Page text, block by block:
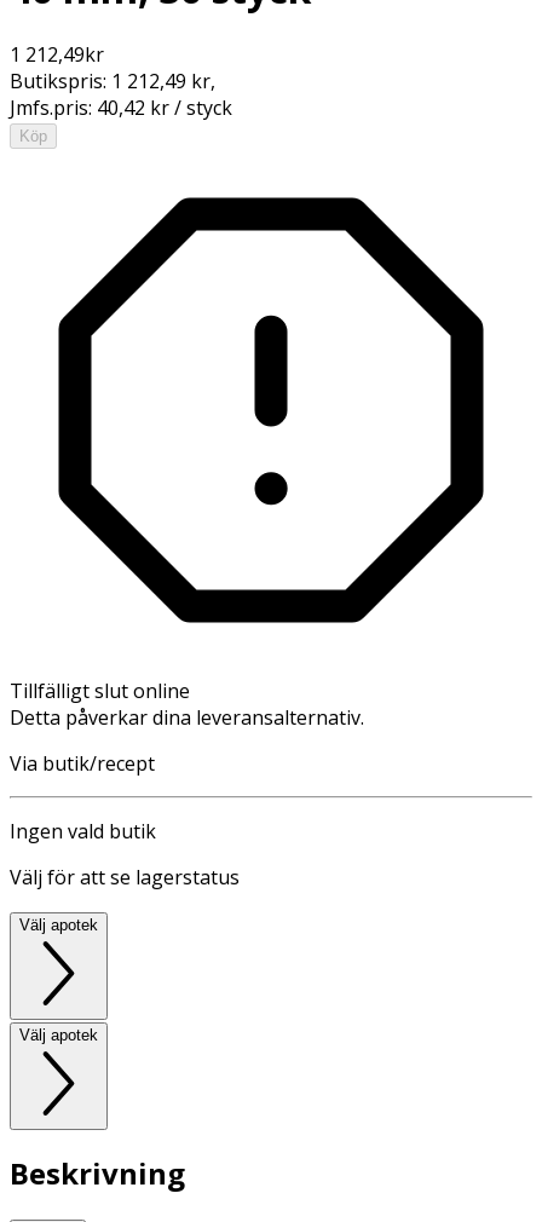
1 212,49kr
Butikspris: 1 212,49 kr,
Jmfs.pris: 40,42 kr / styck
Köp
Tillfälligt slut online
Detta påverkar dina leveransalternativ.
Via butik/recept
Ingen vald butik
Välj för att se lagerstatus
Välj apotek
Välj apotek
Beskrivning